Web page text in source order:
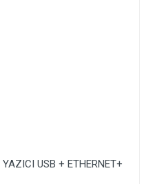
USB + ETHERNET+